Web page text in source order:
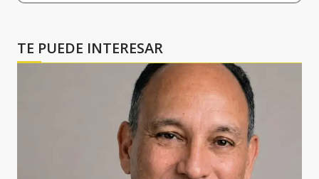
TE PUEDE INTERESAR